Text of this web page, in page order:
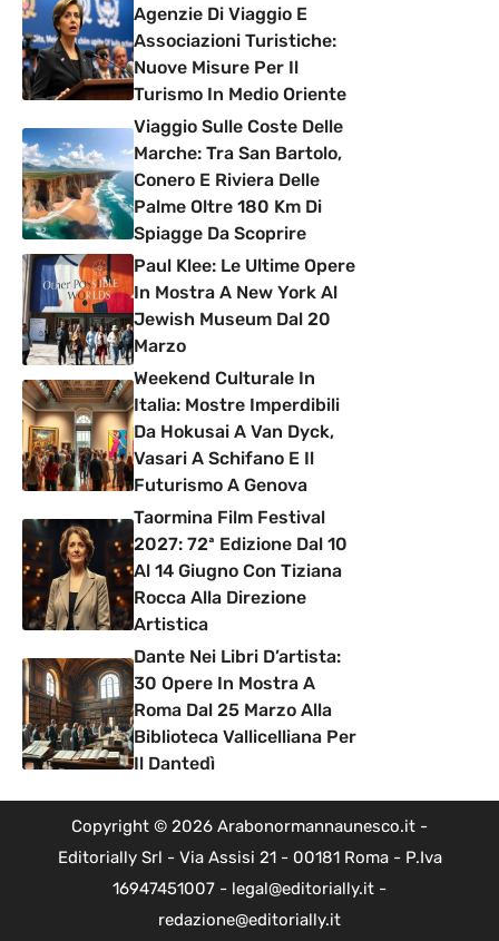
Agenzie Di Viaggio E
Associazioni Turistiche:
Nuove Misure Per Il
Turismo In Medio Oriente
Viaggio Sulle Coste Delle
Marche: Tra San Bartolo,
Conero E Riviera Delle
Palme Oltre 180 Km Di
Spiagge Da Scoprire
Paul Klee: Le Ultime Opere
In Mostra A New York Al
Jewish Museum Dal 20
Marzo
Weekend Culturale In
Italia: Mostre Imperdibili
Da Hokusai A Van Dyck,
Vasari A Schifano E Il
Futurismo A Genova
Taormina Film Festival
2027: 72ª Edizione Dal 10
Al 14 Giugno Con Tiziana
Rocca Alla Direzione
Artistica
Dante Nei Libri D’artista:
30 Opere In Mostra A
Roma Dal 25 Marzo Alla
Biblioteca Vallicelliana Per
Il Dantedì
Copyright © 2026 Arabonormannaunesco.it -
Editorially Srl - Via Assisi 21 - 00181 Roma - P.Iva
16947451007 - legal@editorially.it -
redazione@editorially.it